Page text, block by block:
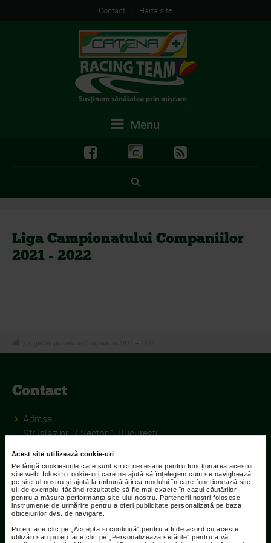
Acest site utilizează cookie-uri
Pe lângă cookie-urile care sunt strict necesare pentru funcționarea acestui
site web, folosim cookie-uri care ne ajută să înțelegem cum se navighează
pe site-ul nostru și ajută la îmbunătățirea modului în care funcționează site-
ul, de exemplu, făcând rezultatele să fie mai exacte în cazul căutărilor,
pentru a măsura performanța site-ului nostru. Partenerii noștri folosesc
instrumente de urmărire pentru a oferi publicitate personalizată pe baza
obiceiurilor dvs. de navigare.
Puteți face clic pe „Acceptă si continuă” pentru a fi de acord cu aceste
utilizări sau puteți face clic pe „Personalizează setările” pentru a vă
Contact Harta site
Menu
Liga Campionatului Companiilor
2021 - 2022
Contact
Adresa:
Str Islaz nr. 2 Sector 1 Bucuresti
Telefoane:
021.207.9136 / 021.207.9137
Fax:
021.207.9141